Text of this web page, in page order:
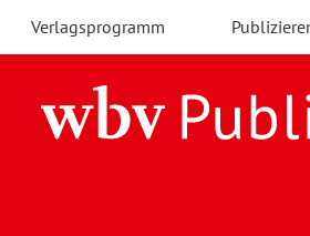
Verlagsprogramm